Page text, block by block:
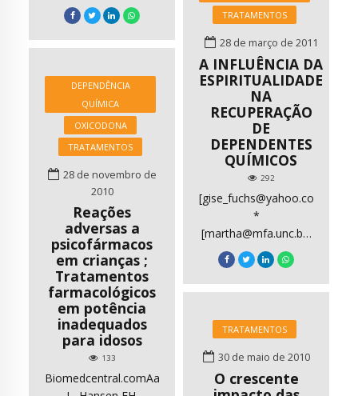
TRATAMENTOS
28 de março de 2011
A INFLUÊNCIA DA
ESPIRITUALIDADE
NA
RECUPERAÇÃO
DE
DEPENDENTES
QUÍMICOS
292
[gise_fuchs@yahoo.com.br]
*
[martha@mfa.unc.br]
Resumo Este artigo
retrata parte dos
resultados de uma
como objetivo
caracterizar a
influência da
espiritualidade na
recuperação de
DEPENDÊNCIA
QUÍMICA
OXICODONA
TRATAMENTOS
28 de novembro de
2010
Reações
adversas a
psicofármacos
em crianças ;
Tratamentos
farmacológicos
em potência
inadequados
para idosos
133
Biomedcentral.comAagaard
TRATAMENTOS
30 de maio de 2010
O crescente